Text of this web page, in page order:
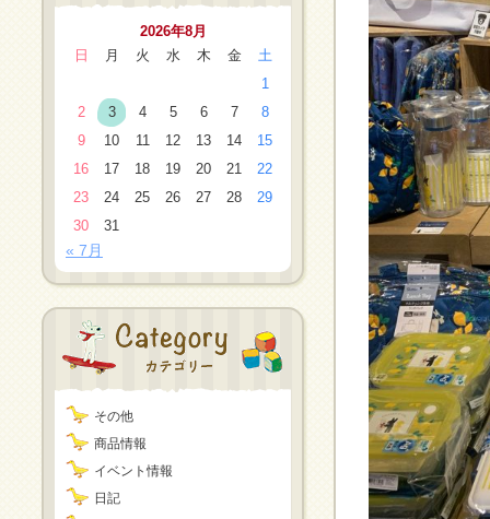
2026年8月
日
月 火 水 木 金
土
1
2
3 4 5 6 7
8
9
10 11 12 13 14
15
16
17 18 19 20 21
22
23
24 25 26 27 28
29
30
31
« 7月
その他
商品情報
イベント情報
日記